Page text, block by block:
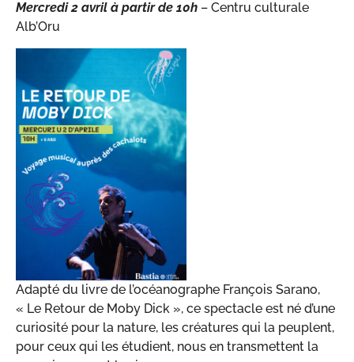
Mercredi 2 avril à partir de 10h – Centru culturale
Alb’Oru
Adapté du livre de l’océanographe François Sarano,
« Le Retour de Moby Dick », ce spectacle est né d’une
curiosité pour la nature, les créatures qui la peuplent,
pour ceux qui les étudient, nous en transmettent la